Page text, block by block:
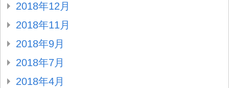
2018年12月
2018年11月
2018年9月
2018年7月
2018年4月